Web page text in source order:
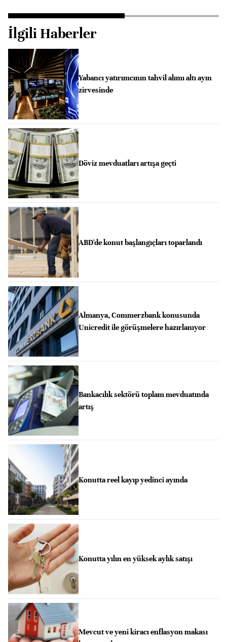
İlgili Haberler
Yabancı yatırımcının tahvil alımı altı ayın
zirvesinde
Döviz mevduatları artışa geçti
ABD'de konut başlangıçları toparlandı
Almanya, Commerzbank konusunda
Unicredit ile görüşmelere hazırlanıyor
Bankacılık sektörü toplam mevduatında
artış
Konutta reel kayıp yedinci ayında
Konutta yılın en yüksek aylık satışı
Mevcut ve yeni kiracı enflasyon makası